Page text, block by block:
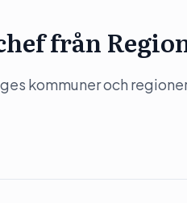
från
kommuner och